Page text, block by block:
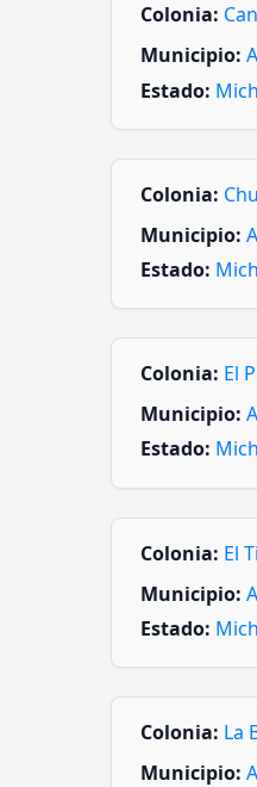
Colonia:
Municipio:
Estado:
Colonia:
Municipio:
Estado:
Colonia: El
Municipio:
Estado:
Colonia: El
Municipio:
Estado:
Colonia: La
Municipio: